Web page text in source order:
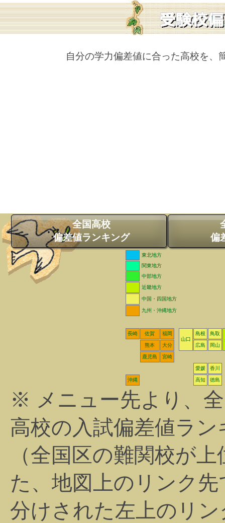
自分の学力偏差値に合った高校を、
全国高校
偏差値ランキング
偏
東北地方
関東地方
中部地方
近畿地方
中国・四国地方
九州・沖縄地方
長崎 佐賀
福岡
山口
島根
鳥取
熊本
大分 広島 岡山
鹿児島 宮崎
愛媛 香川
沖縄 高知 徳島
※ メニュー先より、
高校の入試偏差値ラ
（全国区の難関校が
た、地図上のリンク
分けされた左上のリ